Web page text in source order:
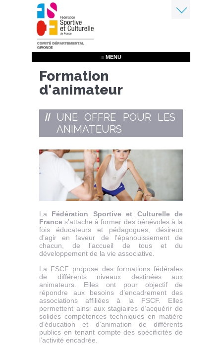
Aller
au
contenu
principal
≡ MENU
Formation
d'animateur
UNE OFFRE POUR LES
ANIMATEURS
La Fédération Sportive et Culturelle de
Frances’attache à former des bénévoles à la
fois éducateurs et pédagogues, désireux
d’agir en faveur de l’épanouissement de
chacun, de l’accueil de tous et du
développement de la vie associative.
La FSCF propose des formations fédérales
de différents niveaux destinées aux
animateurs. Elles ont pour objectif de
répondre aux besoins d’encadrement des
associations affiliées à la FSCF. Elles
permettent ainsi aux stagiaires d’acquérir de
solides compétences techniques en matière
d’éducation et d’animation de différents
publics en tenant compte des spécificités de
l’activité encadrée.